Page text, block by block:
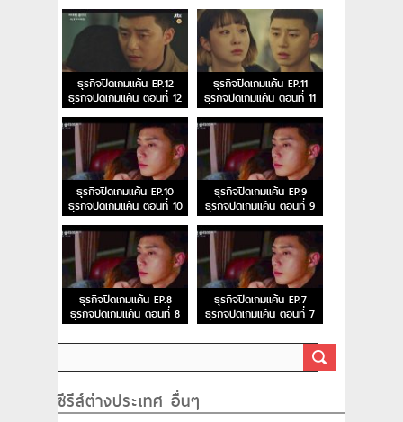
ธุรกิจปิดเกมแค้น EP.12
ธุรกิจปิดเกมแค้น ตอนที่ 12
ธุรกิจปิดเกมแค้น EP.11
ธุรกิจปิดเกมแค้น ตอนที่ 11
ธุรกิจปิดเกมแค้น EP.10
ธุรกิจปิดเกมแค้น ตอนที่ 10
ธุรกิจปิดเกมแค้น EP.9
ธุรกิจปิดเกมแค้น ตอนที่ 9
ธุรกิจปิดเกมแค้น EP.8
ธุรกิจปิดเกมแค้น ตอนที่ 8
ธุรกิจปิดเกมแค้น EP.7
ธุรกิจปิดเกมแค้น ตอนที่ 7
ซีรีส์ต่างประเทศ อื่นๆ